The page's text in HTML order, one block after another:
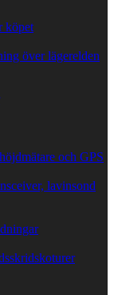
köpet
över lägerelden
och GPS
lavinsond